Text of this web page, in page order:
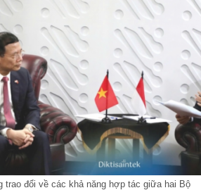
trao đổi về các khả năng hợp tác giữa hai Bộ